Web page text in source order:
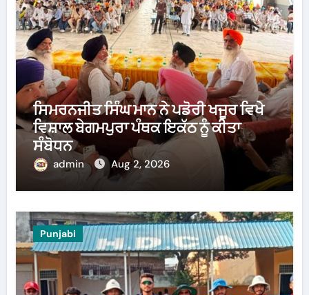
ਸਿਮਰਨਜੀਤ ਸਿੰਘ ਮਾਨ ਨੇ ਪਡੋਰੀ ਖਜੂਰ ਵਿਖੇ
ਵਿਸ਼ਾਲ ਬੇਗਮਪੁਰਾ ਪੰਥਕ ਇਕੱਠ ਨੂੰ ਕੀਤਾ
ਸੰਬੋਧਨ
admin Aug 2, 2026
Punjabi